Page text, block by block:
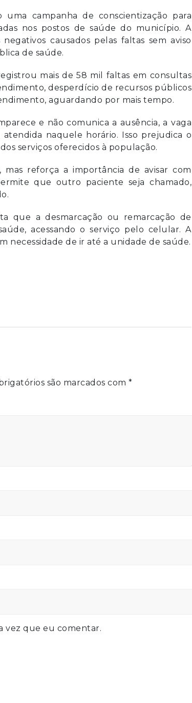
campanha de conscientização para
nos postos de saúde do município. A
causados pelas faltas sem aviso
de saúde.
mais de 58 mil faltas em consultas
desperdício de recursos públicos
aguardando por mais tempo.
e não comunica a ausência, a vaga
naquele horário. Isso prejudica o
serviços oferecidos à população.
reforça a importância de avisar com
que outro paciente seja chamado,
que a desmarcação ou remarcação de
acessando o serviço pelo celular. A
necessidade de ir até a unidade de saúde.
são marcados com *
vez que eu comentar.